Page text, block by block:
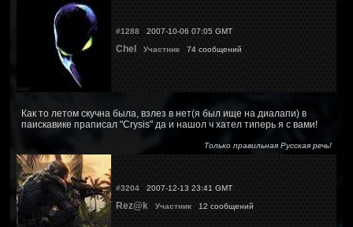
#1288 2007-10-06 07:05 GMT
Chel Участник 74 сообщений
Как то летом скучна была, взлез в нет(я был ище на диалапи) в
паискавике праписал "Crysis" да и нашол ч хател типерь я с вами!
Только правильная Русская речь!
#3204 2007-12-13 23:41 GMT
Rez@k Участник 12 сообщений